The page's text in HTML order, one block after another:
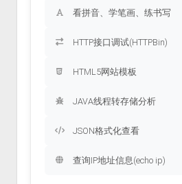
看拼音、学笔画、练书写
HTTP接口调试(HTTPBin)
HTML5网站模板
JAVA线程转存储分析
JSON格式化查看
查询IP地址信息(echo ip)